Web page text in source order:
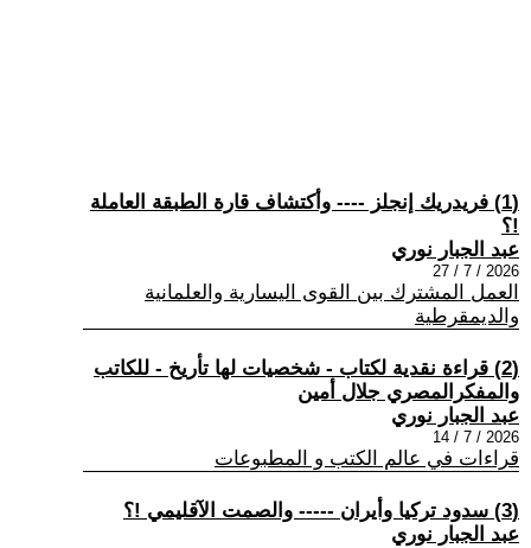
(1) فريدريك إنجلز ---- وأكتشاف قارة الطبقة العاملة
!؟
عبد الجبار نوري
2026 / 7 / 27
العمل المشترك بين القوى اليسارية والعلمانية
والديمقرطية
(2) قراءة نقدية لكتاب - شخصيات لها تأريخ - للكاتب
والمفكرالمصري جلال أمين
عبد الجبار نوري
2026 / 7 / 14
قراءات في عالم الكتب و المطبوعات
(3) سدود تركيا وأيران ----- والصمت الآقليمي !؟
عبد الجبار نوري